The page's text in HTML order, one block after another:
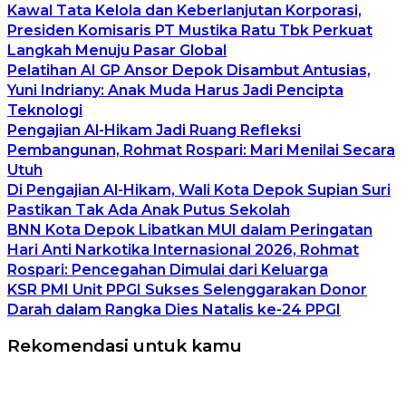
Kawal Tata Kelola dan Keberlanjutan Korporasi,
Presiden Komisaris PT Mustika Ratu Tbk Perkuat
Langkah Menuju Pasar Global
Pelatihan AI GP Ansor Depok Disambut Antusias,
Yuni Indriany: Anak Muda Harus Jadi Pencipta
Teknologi
Pengajian Al-Hikam Jadi Ruang Refleksi
Pembangunan, Rohmat Rospari: Mari Menilai Secara
Utuh
Di Pengajian Al-Hikam, Wali Kota Depok Supian Suri
Pastikan Tak Ada Anak Putus Sekolah
BNN Kota Depok Libatkan MUI dalam Peringatan
Hari Anti Narkotika Internasional 2026, Rohmat
Rospari: Pencegahan Dimulai dari Keluarga
KSR PMI Unit PPGI Sukses Selenggarakan Donor
Darah dalam Rangka Dies Natalis ke-24 PPGI
Rekomendasi untuk kamu